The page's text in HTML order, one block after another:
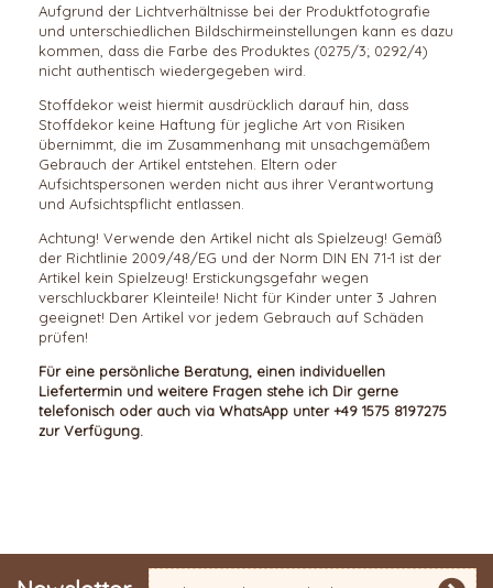
Aufgrund der Lichtverhältnisse bei der Produktfotografie
und unterschiedlichen Bildschirmeinstellungen kann es dazu
kommen, dass die Farbe des Produktes (0275/3; 0292/4)
nicht authentisch wiedergegeben wird.
Stoffdekor weist hiermit ausdrücklich darauf hin, dass
Stoffdekor keine Haftung für jegliche Art von Risiken
übernimmt, die im Zusammenhang mit unsachgemäßem
Gebrauch der Artikel entstehen. Eltern oder
Aufsichtspersonen werden nicht aus ihrer Verantwortung
und Aufsichtspflicht entlassen.
Achtung! Verwende den Artikel nicht als Spielzeug! Gemäß
der Richtlinie 2009/48/EG und der Norm DIN EN 71-1 ist der
Artikel kein Spielzeug! Erstickungsgefahr wegen
verschluckbarer Kleinteile! Nicht für Kinder unter 3 Jahren
geeignet! Den Artikel vor jedem Gebrauch auf Schäden
prüfen!
Für eine persönliche Beratung, einen individuellen
Liefertermin und weitere Fragen stehe ich Dir gerne
telefonisch oder auch via WhatsApp unter +49 1575 8197275
zur Verfügung.